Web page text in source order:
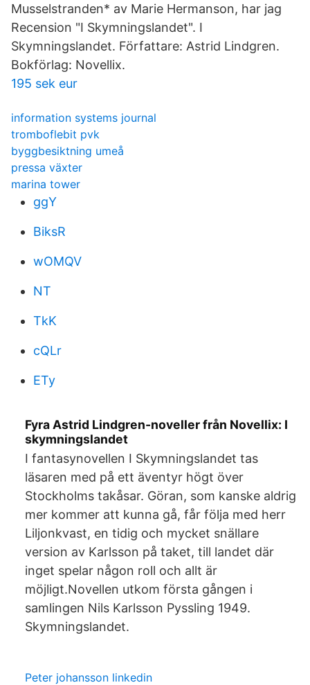
Musselstranden* av Marie Hermanson, har jag
Recension "I Skymningslandet". I
Skymningslandet. Författare: Astrid Lindgren.
Bokförlag: Novellix.
195 sek eur
information systems journal
tromboflebit pvk
byggbesiktning umeå
pressa växter
marina tower
ggY
BiksR
wOMQV
NT
TkK
cQLr
ETy
Fyra Astrid Lindgren-noveller från Novellix: I
skymningslandet
I fantasynovellen I Skymningslandet tas
läsaren med på ett äventyr högt över
Stockholms takåsar. Göran, som kanske aldrig
mer kommer att kunna gå, får följa med herr
Liljonkvast, en tidig och mycket snällare
version av Karlsson på taket, till landet där
inget spelar någon roll och allt är
möjligt.Novellen utkom första gången i
samlingen Nils Karlsson Pyssling 1949.
Skymningslandet.
Peter johansson linkedin